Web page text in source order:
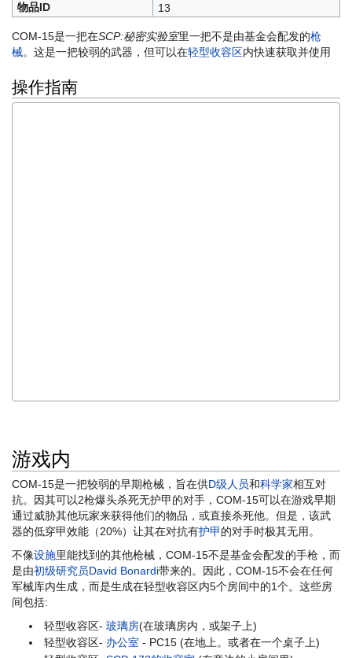
物品ID
13
COM-15是一把在SCP:秘密实验室里一把不是由基金会配发的枪
械。这是一把较弱的武器，但可以在轻型收容区内快速获取并使用
操作指南
游戏内
COM-15是一把较弱的早期枪械，旨在供D级人员和科学家相互对
抗。因其可以2枪爆头杀死无护甲的对手，COM-15可以在游戏早期
通过威胁其他玩家来获得他们的物品，或直接杀死他。但是，该武
器的低穿甲效能（20%）让其在对抗有护甲的对手时极其无用。
不像设施里能找到的其他枪械，COM-15不是基金会配发的手枪，而
是由初级研究员David Bonardi带来的。因此，COM-15不会在任何
军械库内生成，而是生成在轻型收容区内5个房间中的1个。这些房
间包括:
轻型收容区-玻璃房(在玻璃房内，或架子上)
轻型收容区- 办公室 - PC15 (在地上。或者在一个桌子上)